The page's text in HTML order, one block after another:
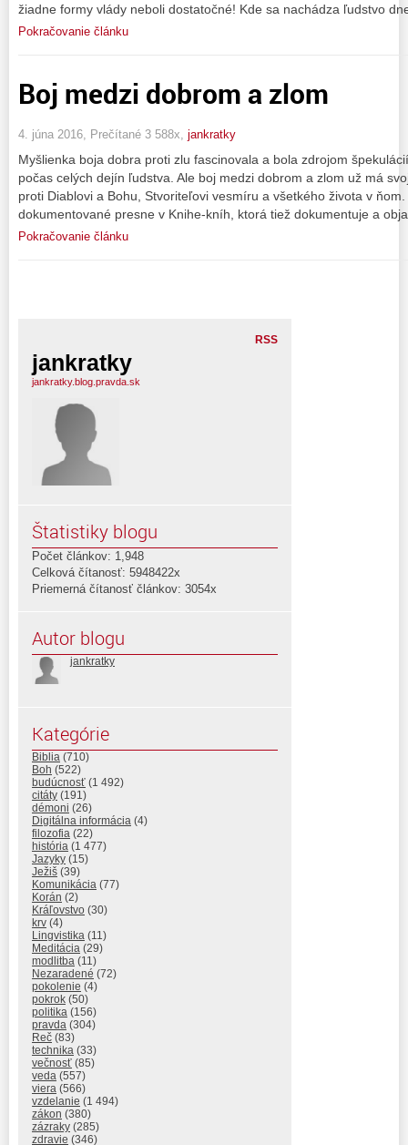
žiadne formy vlády neboli dostatočné! Kde sa nachádza ľudstvo
Pokračovanie článku
Boj medzi dobrom a zlom
4. júna 2016, Prečítané 3 588x, jankratky
Myšlienka boja dobra proti zlu fascinovala a bola zdrojom
počas celých dejín ľudstva. Ale boj medzi dobrom a zlom už má
proti Diablovi a Bohu, Stvoriteľovi vesmíru a všetkého života v
dokumentované presne v Knihe-kníh, ktorá tiež dokumentuje a
Pokračovanie článku
RSS
jankratky
jankratky.blog.pravda.sk
Štatistiky blogu
Počet článkov: 1,948
Celková čítanosť: 5948422x
Priemerná čítanosť článkov: 3054x
Autor blogu
jankratky
Kategórie
Biblia (710)
Boh (522)
budúcnosť (1 492)
citáty (191)
démoni (26)
Digitálna informácia (4)
filozofia (22)
história (1 477)
Jazyky (15)
Ježiš (39)
Komunikácia (77)
Korán (2)
Kráľovstvo (30)
krv (4)
Lingvistika (11)
Meditácia (29)
modlitba (11)
Nezaradené (72)
pokolenie (4)
pokrok (50)
politika (156)
pravda (304)
Reč (83)
technika (33)
večnosť (85)
veda (557)
viera (566)
vzdelanie (1 494)
zákon (380)
zázraky (285)
zdravie (346)